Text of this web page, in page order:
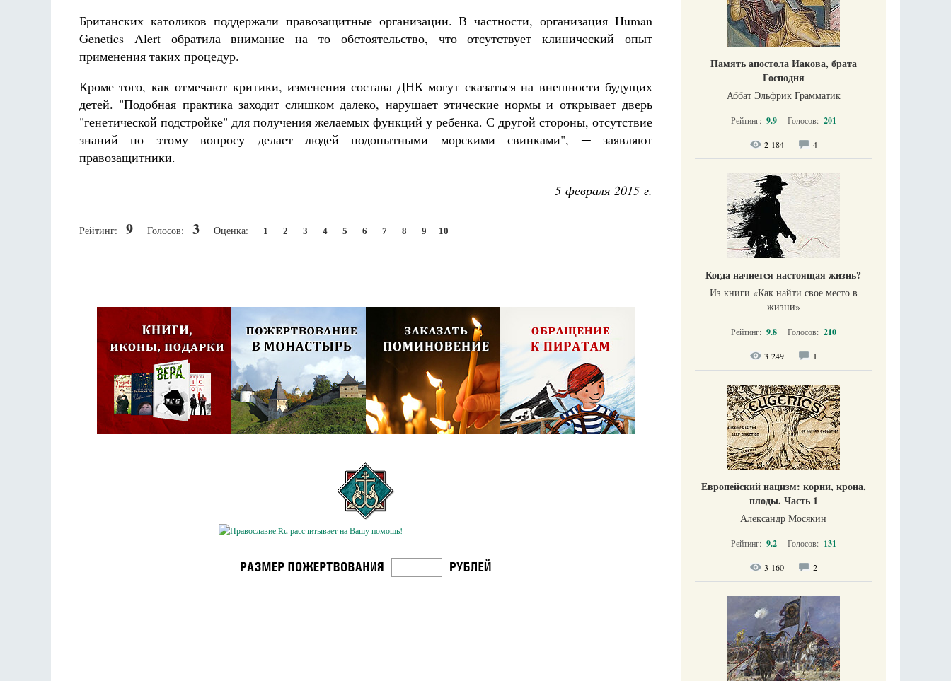
Британских католиков поддержали правозащитные организации. В частности, организация Human
Genetics Alert обратила внимание на то обстоятельство, что отсутствует клинический опыт
применения таких процедур.
Кроме того, как отмечают критики, изменения состава ДНК могут сказаться на внешности будущих
детей. "Подобная практика заходит слишком далеко, нарушает этические нормы и открывает дверь
"генетической подстройке" для получения желаемых функций у ребенка. С другой стороны, отсутствие
знаний по этому вопросу делает людей подопытными морскими свинками", ─ заявляют
правозащитники.
5 февраля 2015 г.
Рейтинг: 9 Голосов: 3 Оценка: 1 2 3 4 5 6 7 8 9 10
Память апостола Иакова, брата
Господня
Аббат Эльфрик Грамматик
Рейтинг: 9.9 Голосов: 201
2 184 4
Когда начнется настоящая жизнь?
Из книги «Как найти свое место в
жизни​»
Рейтинг: 9.8 Голосов: 210
3 249 1
Европейский нацизм: корни, крона,
плоды. Часть 1
Александр Мосякин
Рейтинг: 9.2 Голосов: 131
3 160 2